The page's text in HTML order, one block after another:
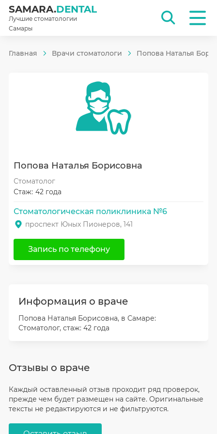
SAMARA.DENTAL
Лучшие стоматологии
Самары
Главная Врачи стоматологи Попова Наталья
Попова Наталья Борисовна
Стоматолог
Стаж: 42 года
Стоматологическая поликлиника №6
проспект Юных Пионеров, 141
Запись по телефону
Информация о враче
Попова Наталья Борисовна, в Самаре:
Стоматолог, стаж: 42 года
Отзывы о враче
Каждый оставленный отзыв проходит ряд проверок,
прежде чем будет размещен на сайте. Оригинальные
тексты не редактируются и не фильтруются.